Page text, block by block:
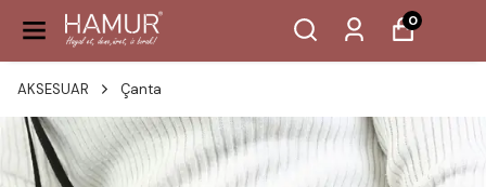
0
AKSESUAR Çanta